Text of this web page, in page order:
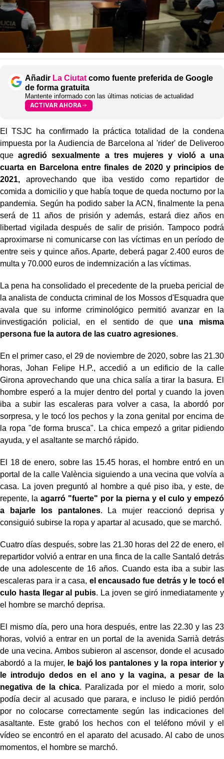
Añadir La Ciutat como fuente preferida de Google
de forma gratuita
Mantente informado con las últimas noticias de actualidad
ACTIVAR AHORA
El TSJC ha confirmado la práctica totalidad de la condena
impuesta por la Audiencia de Barcelona al 'rider' de Deliveroo
queagredió sexualmente a tres mujeres y violó a una
cuarta en Barcelona entre finales de 2020 y principios de
2021, aprovechando que iba vestido como repartidor de
comida a domicilio y que había toque de queda nocturno por la
pandemia. Según ha podido saber la ACN, finalmente la pena
será de 11 años de prisión y además, estará diez años en
libertad vigilada después de salir de prisión. Tampoco podrá
aproximarse ni comunicarse con las víctimas en un período de
entre seis y quince años. Aparte, deberá pagar 2.400 euros de
multa y 70.000 euros de indemnización a las víctimas.
La pena ha consolidado el precedente de la prueba pericial de
la analista de conducta criminal de los Mossos d'Esquadra que
avala que su informe criminológico permitió avanzar en la
investigación policial, en el sentido de que una misma
persona fue la autora de las cuatro agresiones.
En el primer caso, el 29 de noviembre de 2020, sobre las 21.30
horas, Johan Felipe H.P., accedió a un edificio de la calle
Girona aprovechando que una chica salía a tirar la basura. El
hombre esperó a la mujer dentro del portal y cuando la joven
iba a subir las escaleras para volver a casa, la abordó por
sorpresa, y le tocó los pechos y la zona genital por encima de
la ropa "de forma brusca". La chica empezó a gritar pidiendo
ayuda, y el asaltante se marchó rápido.
El 18 de enero, sobre las 15.45 horas, el hombre entró en un
portal de la calle València siguiendo a una vecina que volvía a
casa. La joven preguntó al hombre a qué piso iba, y este, de
repente, laagarró "fuerte" por la pierna y el culo y empezó
a bajarle los pantalones. La mujer reaccionó deprisa y
consiguió subirse la ropa y apartar al acusado, que se marchó.
Cuatro días después, sobre las 21.30 horas del 22 de enero, el
repartidor volvió a entrar en una finca de la calle Santaló detrás
de una adolescente de 16 años. Cuando esta iba a subir las
escaleras para ir a casa, el encausado fue detrás y le tocó el
culo hasta llegar al pubis. La joven se giró inmediatamente y
el hombre se marchó deprisa.
El mismo día, pero una hora después, entre las 22.30 y las 23
horas, volvió a entrar en un portal de la avenida Sarrià detrás
de una vecina. Ambos subieron al ascensor, donde el acusado
abordó a la mujer, le bajó los pantalones y la ropa interior y
le introdujo dedos en el ano y la vagina, a pesar de la
negativa de la chica. Paralizada por el miedo a morir, solo
podía decir al acusado que parara, e incluso le pidió perdón
por no colocarse correctamente según las indicaciones del
asaltante. Este grabó los hechos con el teléfono móvil y el
vídeo se encontró en el aparato del acusado. Al cabo de unos
momentos, el hombre se marchó.